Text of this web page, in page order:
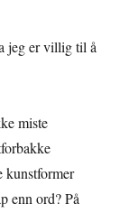
jeg er villig til å
miste
kunstformer
enn ord? På